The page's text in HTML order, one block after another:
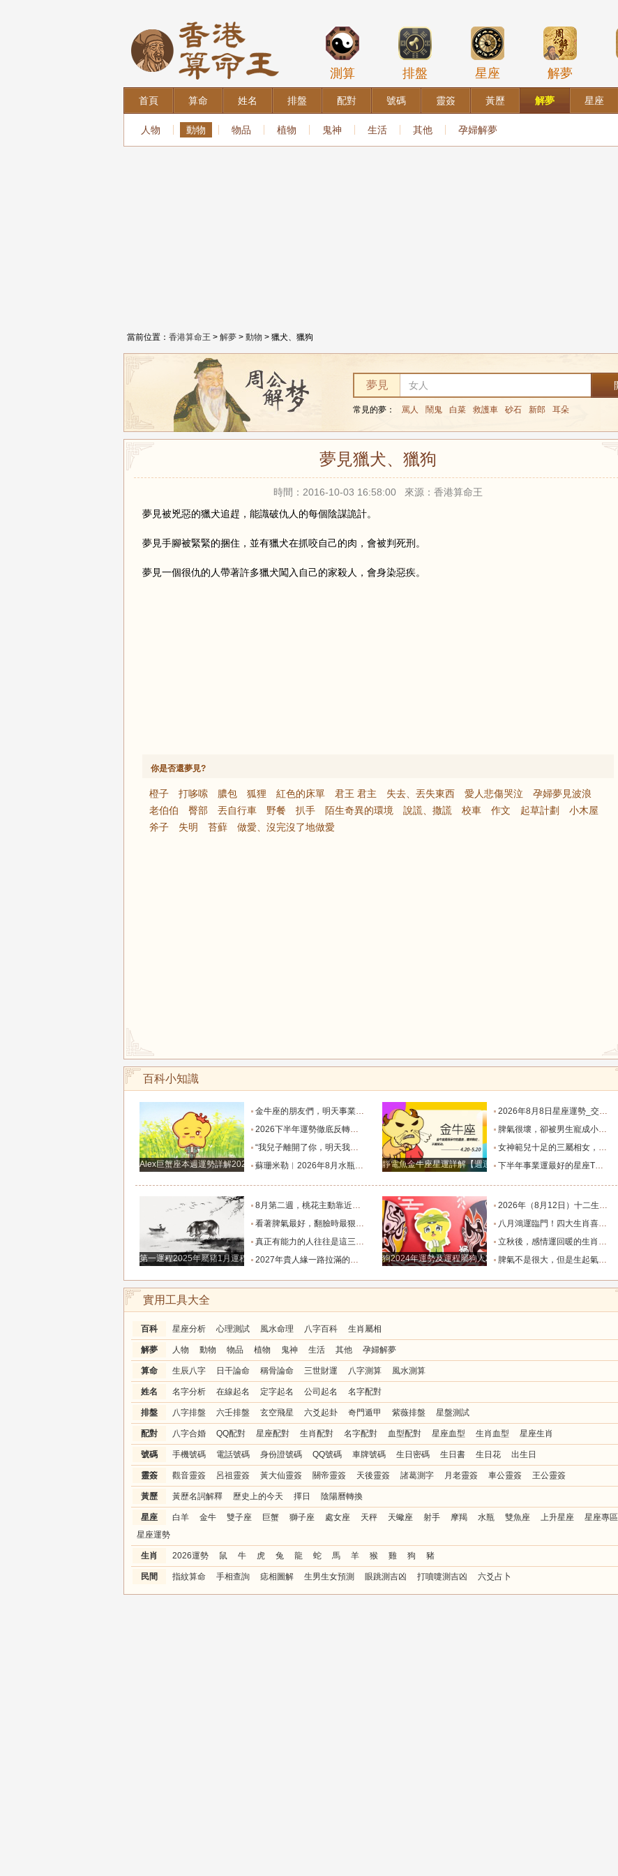
測算 排盤 星座 解夢
首頁 算命 姓名 排盤 配對 號碼 靈簽 黃歷 解夢 星座
人物 動物 物品 植物 鬼神 生活 其他 孕婦解夢
當前位置： 香港算命王 > 解夢 > 動物 > 獵犬、獵狗
夢見
常見的夢： 罵人 鬧鬼 白菜 救護車 砂石 新郎 耳朵
夢見獵犬、獵狗
時間：2016-10-03 16:58:00 來源：香港算命王
夢見被兇惡的獵犬追趕，能識破仇人的每個陰謀詭計。
夢見手腳被緊緊的捆住，並有獵犬在抓咬自己的肉，會被判死刑。
夢見一個很仇的人帶著許多獵犬闖入自己的家殺人，會身染惡疾。
你是否還夢見?
橙子 打哆嗦 膿包 狐狸 紅色的床單 君王 君主 失去、丟失東西 愛人悲傷哭泣
孕婦夢見波浪
老伯伯
臀部 丟自行車 野餐 扒手 陌生奇異的環境 說謊、撒謊 校車 作文 起草計劃
小木屋
斧子
失明 苔蘚 做愛、沒完沒了地做愛
百科小知識
Alex巨蟹座本週運勢詳解2024.12.23-12.29
金牛座的朋友們，明天事業迎來新高峰，不要再默默付出而錯失機會！_工作_宇宙_能量
2026下半年運勢徹底反轉迎來好運的四大星座！舊篇章結束，新的機遇之門敞開_時期_獅子座_重擔
“我兒子離開了你，明天我就能幫他重新找一個好樣的女人！”_伴侶_星座_尋找
蘇珊米勒︱2026年8月水瓶座月度運勢_合作_木星_滿月
靜電魚金牛座星運詳解【週運2024年12月9日-12月15日】
2026年8月8日星座運勢_交易_管理_合作
脾氣很壞，卻被男生寵成小公主的四大星座女，無憂無慮沒煩惱_女生_魅力_所在
女神範兒十足的三屬相女，很受異性的歡迎，人生處處招桃花！_女性_魅力_機遇
下半年事業運最好的星座TOP4_獅子座_木星_天蠍座
第一運程2025年屬豬1月運程解析
8月第二週，桃花主動靠近，遇到值得認識的人的三個星座_雙子座_東西_地方
看著脾氣最好，翻臉時最狠！立秋後這三大星座撕掉偽裝，誰碰底線誰倒黴_金牛座_星象_天秤座
真正有能力的人往往是這三個星座，既能獨立完成也懂得借助團隊_水瓶_協作_一個人
2027年貴人緣一路拉滿的三大生肖！處處有人幫扶，全年順風順水少坎坷_合作_人脈_事業
狗2024年運勢及運程屬狗人2024運勢好嗎
2026年（8月12日）十二生肖最棒運勢播報_龍的_財富_方面
八月鴻運臨門！四大生肖喜事紮堆來襲，下半年一路順風順水到底_避雷_要點_合作
立秋後，感情運回暖的生肖TOP3_單身_放平_申金
脾氣不是很大，但是生起氣來很難哄的五大星座女_女性_情緒_給予
實用工具大全
百科 星座分析 心理測試 風水命理 八字百科 生肖屬相
解夢 人物 動物 物品 植物 鬼神 生活 其他 孕婦解夢
算命 生辰八字 日干論命 稱骨論命 三世財運 八字測算 風水測算
姓名 名字分析 在線起名 定字起名 公司起名 名字配對
排盤 八字排盤 六壬排盤 玄空飛星 六爻起卦 奇門遁甲 紫薇排盤 星盤測試
配對 八字合婚 QQ配對 星座配對 生肖配對 名字配對 血型配對 星座血型 生肖血型 星座生肖
號碼 手機號碼 電話號碼 身份證號碼 QQ號碼 車牌號碼 生日密碼 生日書 生日花 出生日
靈簽 觀音靈簽 呂祖靈簽 黃大仙靈簽 關帝靈簽 天後靈簽 諸葛測字 月老靈簽 車公靈簽 王公靈簽
黃歷 黃歷名詞解釋 歷史上的今天 擇日 陰陽曆轉換
星座 白羊 金牛 雙子座 巨蟹 獅子座 處女座 天秤 天蠍座 射手 摩羯 水瓶 雙魚座 上升星座
星座專區
星座運勢
生肖 2026運勢 鼠 牛 虎 兔 龍 蛇 馬 羊 猴 雞 狗 豬
民間 指紋算命 手相查詢 痣相圖解 生男生女預測 眼跳測吉凶 打噴嚏測吉凶 六爻占卜
猴 雞